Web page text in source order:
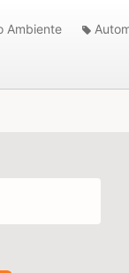
Ambiente